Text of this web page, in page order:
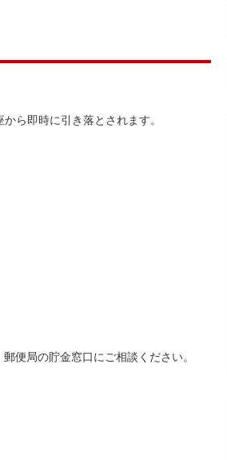
ら即時に引き落とされます。
便局の貯金窓口にご相談ください。